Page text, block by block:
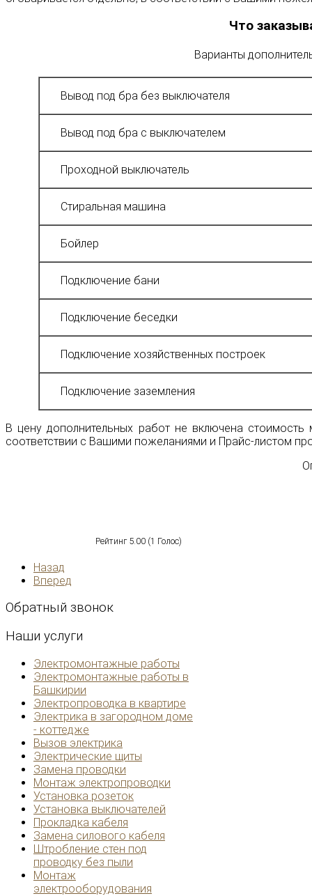
Что
Варианты
Вывод под бра без выключателя
Вывод под бра с выключателем
Проходной выключатель
Стиральная машина
Бойлер
Подключение бани
Подключение беседки
Подключение хозяйственных построек
Подключение заземления
В цену дополнительных работ не включена стоимость
соответствии с Вашими пожеланиями и Прайс-листом
Рейтинг 5.00 (1 Голос)
Назад
Вперед
Обратный звонок
Наши услуги
Электромонтажные работы
Электромонтажные работы в
Башкирии
Электропроводка в квартире
Электрика в загородном доме
- коттедже
Вызов электрика
Электрические щиты
Замена проводки
Монтаж электропроводки
Установка розеток
Установка выключателей
Прокладка кабеля
Замена силового кабеля
Штробление стен под
проводку без пыли
Монтаж
электрооборудования